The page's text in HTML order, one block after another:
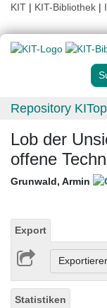
KIT | KIT-Bibliothek |
Repository
Lob der
offene
Grunwald, Armin
Export
Statistiken